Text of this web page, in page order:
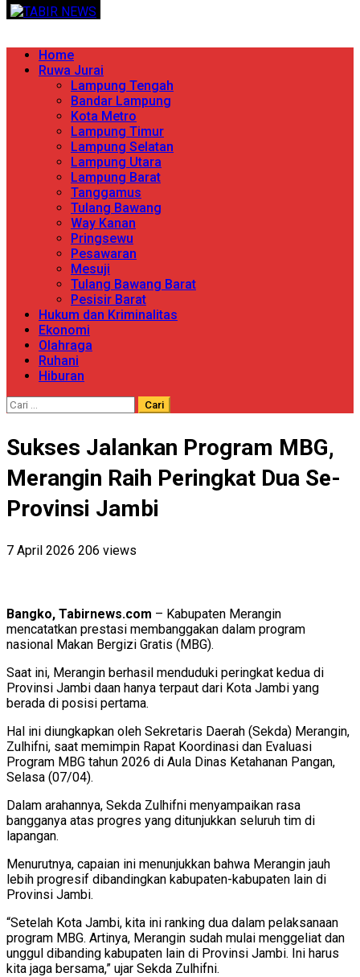
Skip
content
TERPERCAYA MENYINGKAP BERITA
Primary
Menu
Home
Ruwa Jurai
Lampung Tengah
Bandar Lampung
Kota Metro
Lampung Timur
Lampung Selatan
Lampung Utara
Lampung Barat
Tanggamus
Tulang Bawang
Way Kanan
Pringsewu
Pesawaran
Mesuji
Tulang Bawang Barat
Pesisir Barat
Hukum dan Kriminalitas
Ekonomi
Olahraga
Ruhani
Hiburan
Cari
Sukses Jalankan Program MBG,
Merangin Raih Peringkat Dua Se-
Provinsi Jambi
7 April 2026 206 views
Bangko, Tabirnews.com – Kabupaten Merangin
mencatatkan prestasi membanggakan dalam program
nasional Makan Bergizi Gratis (MBG).
Saat ini, Merangin berhasil menduduki peringkat kedua di
Provinsi Jambi daan hanya terpaut dari Kota Jambi yang
berada di posisi pertama.
Hal ini diungkapkan oleh Sekretaris Daerah (Sekda) Merangin,
Zulhifni, saat memimpin Rapat Koordinasi dan Evaluasi
Program MBG tahun 2026 di Aula Dinas Ketahanan Pangan,
Selasa (07/04).
Dalam arahannya, Sekda Zulhifni menyampaikan rasa
bangganya atas progres yang ditunjukkan seluruh tim di
lapangan.
Menurutnya, capaian ini menunjukkan bahwa Merangin jauh
lebih progresif dibandingkan kabupaten-kabupaten lain di
Provinsi Jambi.
“Setelah Kota Jambi, kita ini ranking dua dalam pelaksanaan
program MBG. Artinya, Merangin sudah mulai menggeliat dan
unggul dibanding kabupaten lain di Provinsi Jambi. Ini harus
kita jaga bersama,” ujar Sekda Zulhifni.